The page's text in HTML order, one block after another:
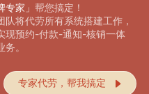
家」 帮您搞定！
将代劳所有系统搭建工作，
现预约-付款-通知-核销一体
。
专家代劳，帮我搞定 